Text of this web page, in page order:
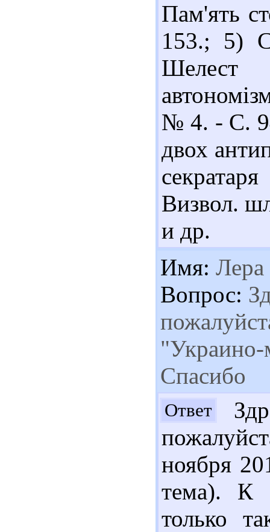
Пам'ять
153.; 5)
Шелест
№ 4. - С.
двох
Визвол.
и др.
Имя: Лера
Вопрос:
"Украино-
Спасибо
Ответ
ноября
тема). К
только